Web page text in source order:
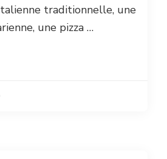
traditionnelle, une
une pizza …